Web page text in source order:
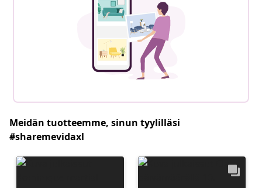
Meidän tuotteemme, sinun tyylilläsi
#sharemevidaxl